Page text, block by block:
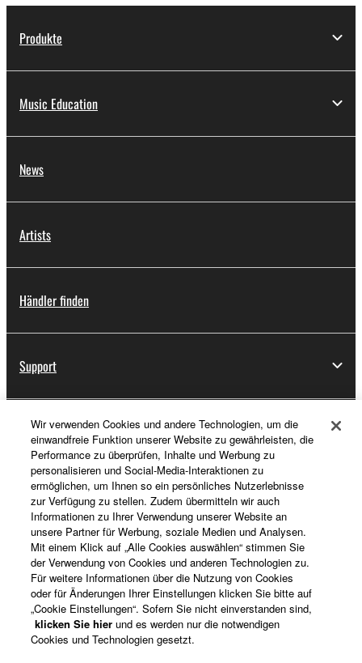
Produkte
Music Education
News
Artists
Händler finden
Support
Registrierung von „Yamaha Music ID“
Über Yamaha
Deutschland - German
Business
Wir verwenden Cookies und andere Technologien, um die
einwandfreie Funktion unserer Website zu gewährleisten, die
Performance zu überprüfen, Inhalte und Werbung zu
personalisieren und Social-Media-Interaktionen zu
ermöglichen, um Ihnen so ein persönliches Nutzerlebnisse
zur Verfügung zu stellen. Zudem übermitteln wir auch
Informationen zu Ihrer Verwendung unserer Website an
unsere Partner für Werbung, soziale Medien und Analysen.
Mit einem Klick auf „Alle Cookies auswählen“ stimmen Sie
der Verwendung von Cookies und anderen Technologien zu.
Für weitere Informationen über die Nutzung von Cookies
oder für Änderungen Ihrer Einstellungen klicken Sie bitte auf
„Cookie Einstellungen“. Sofern Sie nicht einverstanden sind,
klicken Sie hier und es werden nur die notwendigen
Cookies und Technologien gesetzt.